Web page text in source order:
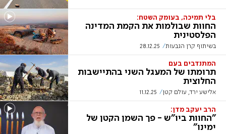
בלי תמיכה, בעומק השטח:
החוות שבולמות את הקמת המדינה
הפלסטינית
בשיתוף קרן הגבעות 28.12.25
המתנדבים בעם
תרומתו של המעגל השני בהתיישבות
החלוצית
אלישע ירד, עולם קטן 11.12.25
הרב יעקב מדן:
"החוות ביו"ש - פך השמן הקטן של
ימינו"